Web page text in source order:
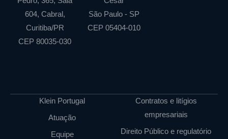
604, Cabral,
Curitiba/PR
CEP 80035-030
São Paulo - SP
CEP 05404-010
Klein Portugal
Atuação
Equipe
Contratos e litígios
empresariais
Direito Público e regulatório